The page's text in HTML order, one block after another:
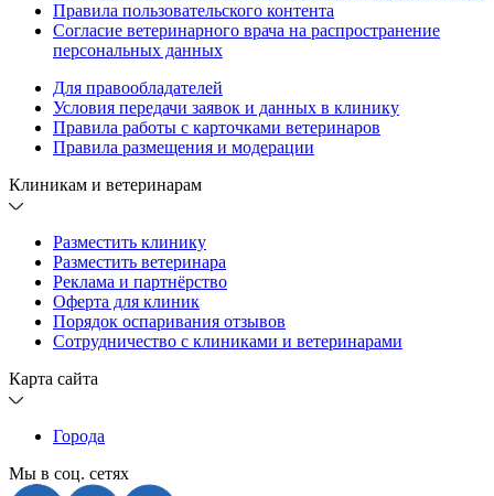
Правила пользовательского контента
Согласие ветеринарного врача на распространение
персональных данных
Для правообладателей
Условия передачи заявок и данных в клинику
Правила работы с карточками ветеринаров
Правила размещения и модерации
Клиникам и ветеринарам
Разместить клинику
Разместить ветеринара
Реклама и партнёрство
Оферта для клиник
Порядок оспаривания отзывов
Сотрудничество с клиниками и ветеринарами
Карта сайта
Города
Мы в соц. сетях